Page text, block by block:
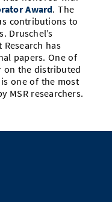
Forschungsgruppen
Award. The
contributions to
Druschel’s
has
papers. One of
on the distributed
one of the most
MSR researchers.